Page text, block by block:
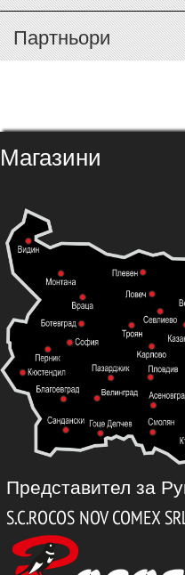
Партньори
Магазини
Представител за